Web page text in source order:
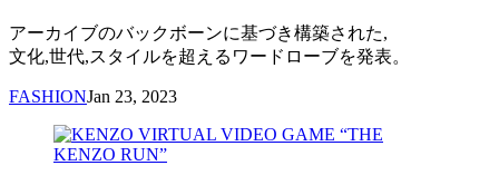
アーカイブのバックボーンに基づき構築された,
文化,世代,スタイルを超えるワードローブを発表。
FASHIONJan 23, 2023